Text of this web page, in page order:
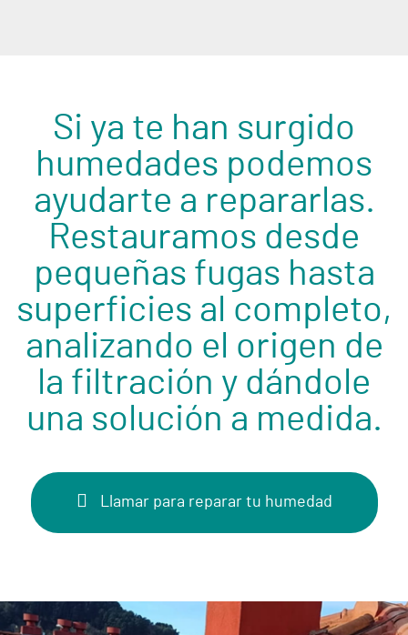
Si ya te han surgido
humedades podemos
ayudarte a repararlas.
Restauramos desde
pequeñas fugas hasta
superficies al completo,
analizando el origen de
la filtración y dándole
una solución a medida.
Llamar para reparar tu humedad